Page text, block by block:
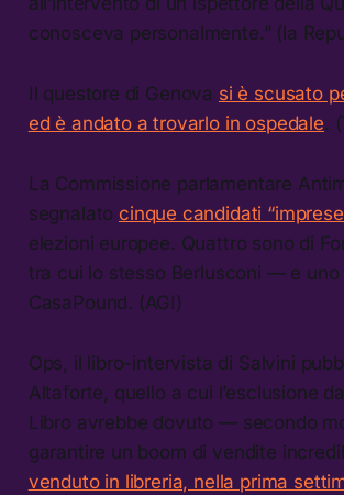
conosceva personalmente.” (la
Il questore di Genova si è scusato
ed è andato a trovarlo in ospedale.
La Commissione parlamentare
segnalato cinque candidati
elezioni europee. Quattro sono di
tra cui lo stesso Berlusconi — e uno
CasaPound. (AGI)
Ops, il libro-intervista di Salvini
Altaforte, quello a cui l’esclusione
Libro avrebbe dovuto — secondo
garantire un boom di vendite
venduto in libreria, nella prima